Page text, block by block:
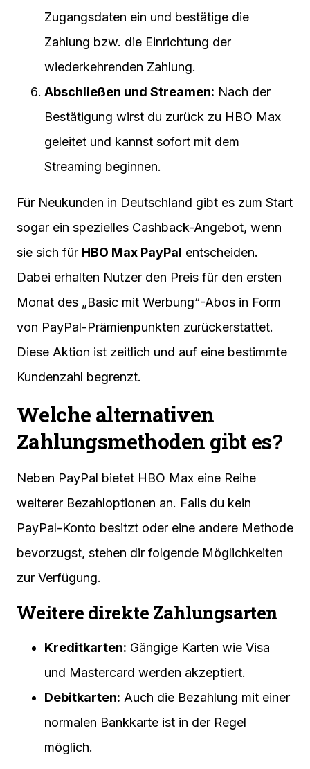
Zugangsdaten ein und bestätige die
Zahlung bzw. die Einrichtung der
wiederkehrenden Zahlung.
Abschließen und Streamen: Nach der
Bestätigung wirst du zurück zu HBO Max
geleitet und kannst sofort mit dem
Streaming beginnen.
Für Neukunden in Deutschland gibt es zum Start
sogar ein spezielles Cashback-Angebot, wenn
sie sich für HBO Max PayPal entscheiden.
Dabei erhalten Nutzer den Preis für den ersten
Monat des „Basic mit Werbung“-Abos in Form
von PayPal-Prämienpunkten zurückerstattet.
Diese Aktion ist zeitlich und auf eine bestimmte
Kundenzahl begrenzt.
Welche alternativen
Zahlungsmethoden gibt es?
Neben PayPal bietet HBO Max eine Reihe
weiterer Bezahloptionen an. Falls du kein
PayPal-Konto besitzt oder eine andere Methode
bevorzugst, stehen dir folgende Möglichkeiten
zur Verfügung.
Weitere direkte Zahlungsarten
Kreditkarten: Gängige Karten wie Visa
und Mastercard werden akzeptiert.
Debitkarten: Auch die Bezahlung mit einer
normalen Bankkarte ist in der Regel
möglich.